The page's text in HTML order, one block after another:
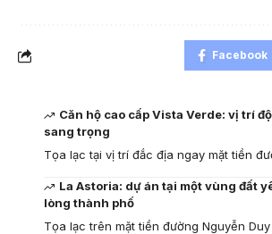
Facebook
Căn hộ cao cấp Vista Verde: vị trí
sang trọng
Tọa lạc tại vị trí đắc địa ngay mặt tiền
La Astoria: dự án tại một vùng đất
lòng thành phố
Tọa lạc trên mặt tiền đường Nguyễn